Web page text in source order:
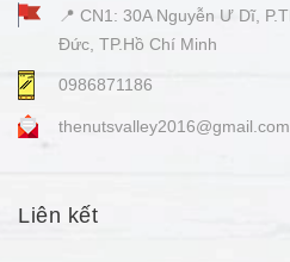
📍 CN1: 30A Nguyễn Ư Dĩ,
Đức, TP.Hồ Chí Minh
0986871186
thenutsvalley2016@gmail.com
Liên kết